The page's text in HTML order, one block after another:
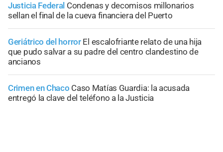
Justicia Federal Condenas y decomisos millonarios
sellan el final de la cueva financiera del Puerto
Geriátrico del horror El escalofriante relato de una hija
que pudo salvar a su padre del centro clandestino de
ancianos
Crimen en Chaco Caso Matías Guardia: la acusada
entregó la clave del teléfono a la Justicia